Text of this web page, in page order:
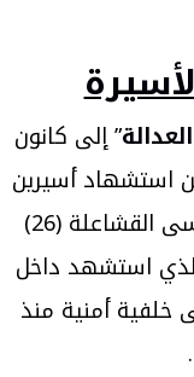
” إلى كانون
استشهاد أسيرين
في سجون الاحتلال، هما: حسن عيسى القشاعلة (26)
استشهد داخل
خلفية أمنية منذ